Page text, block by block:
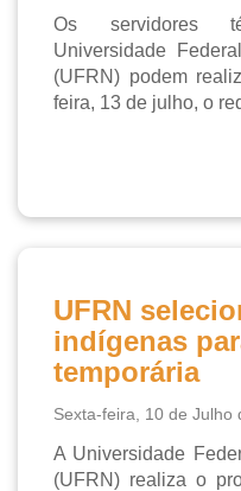
Os servidores
Universidade
(UFRN) podem
feira, 13 de julho, o
UFRN
indígenas
temporária
Sexta-feira, 10 de Julho
A Universidade
(UFRN) realiza o